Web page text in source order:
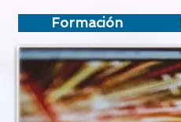
Formación